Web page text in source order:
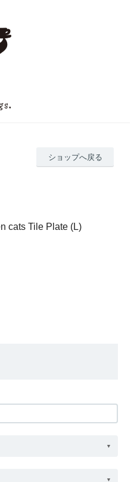
ショップへ戻る
cats Tile Plate (L)